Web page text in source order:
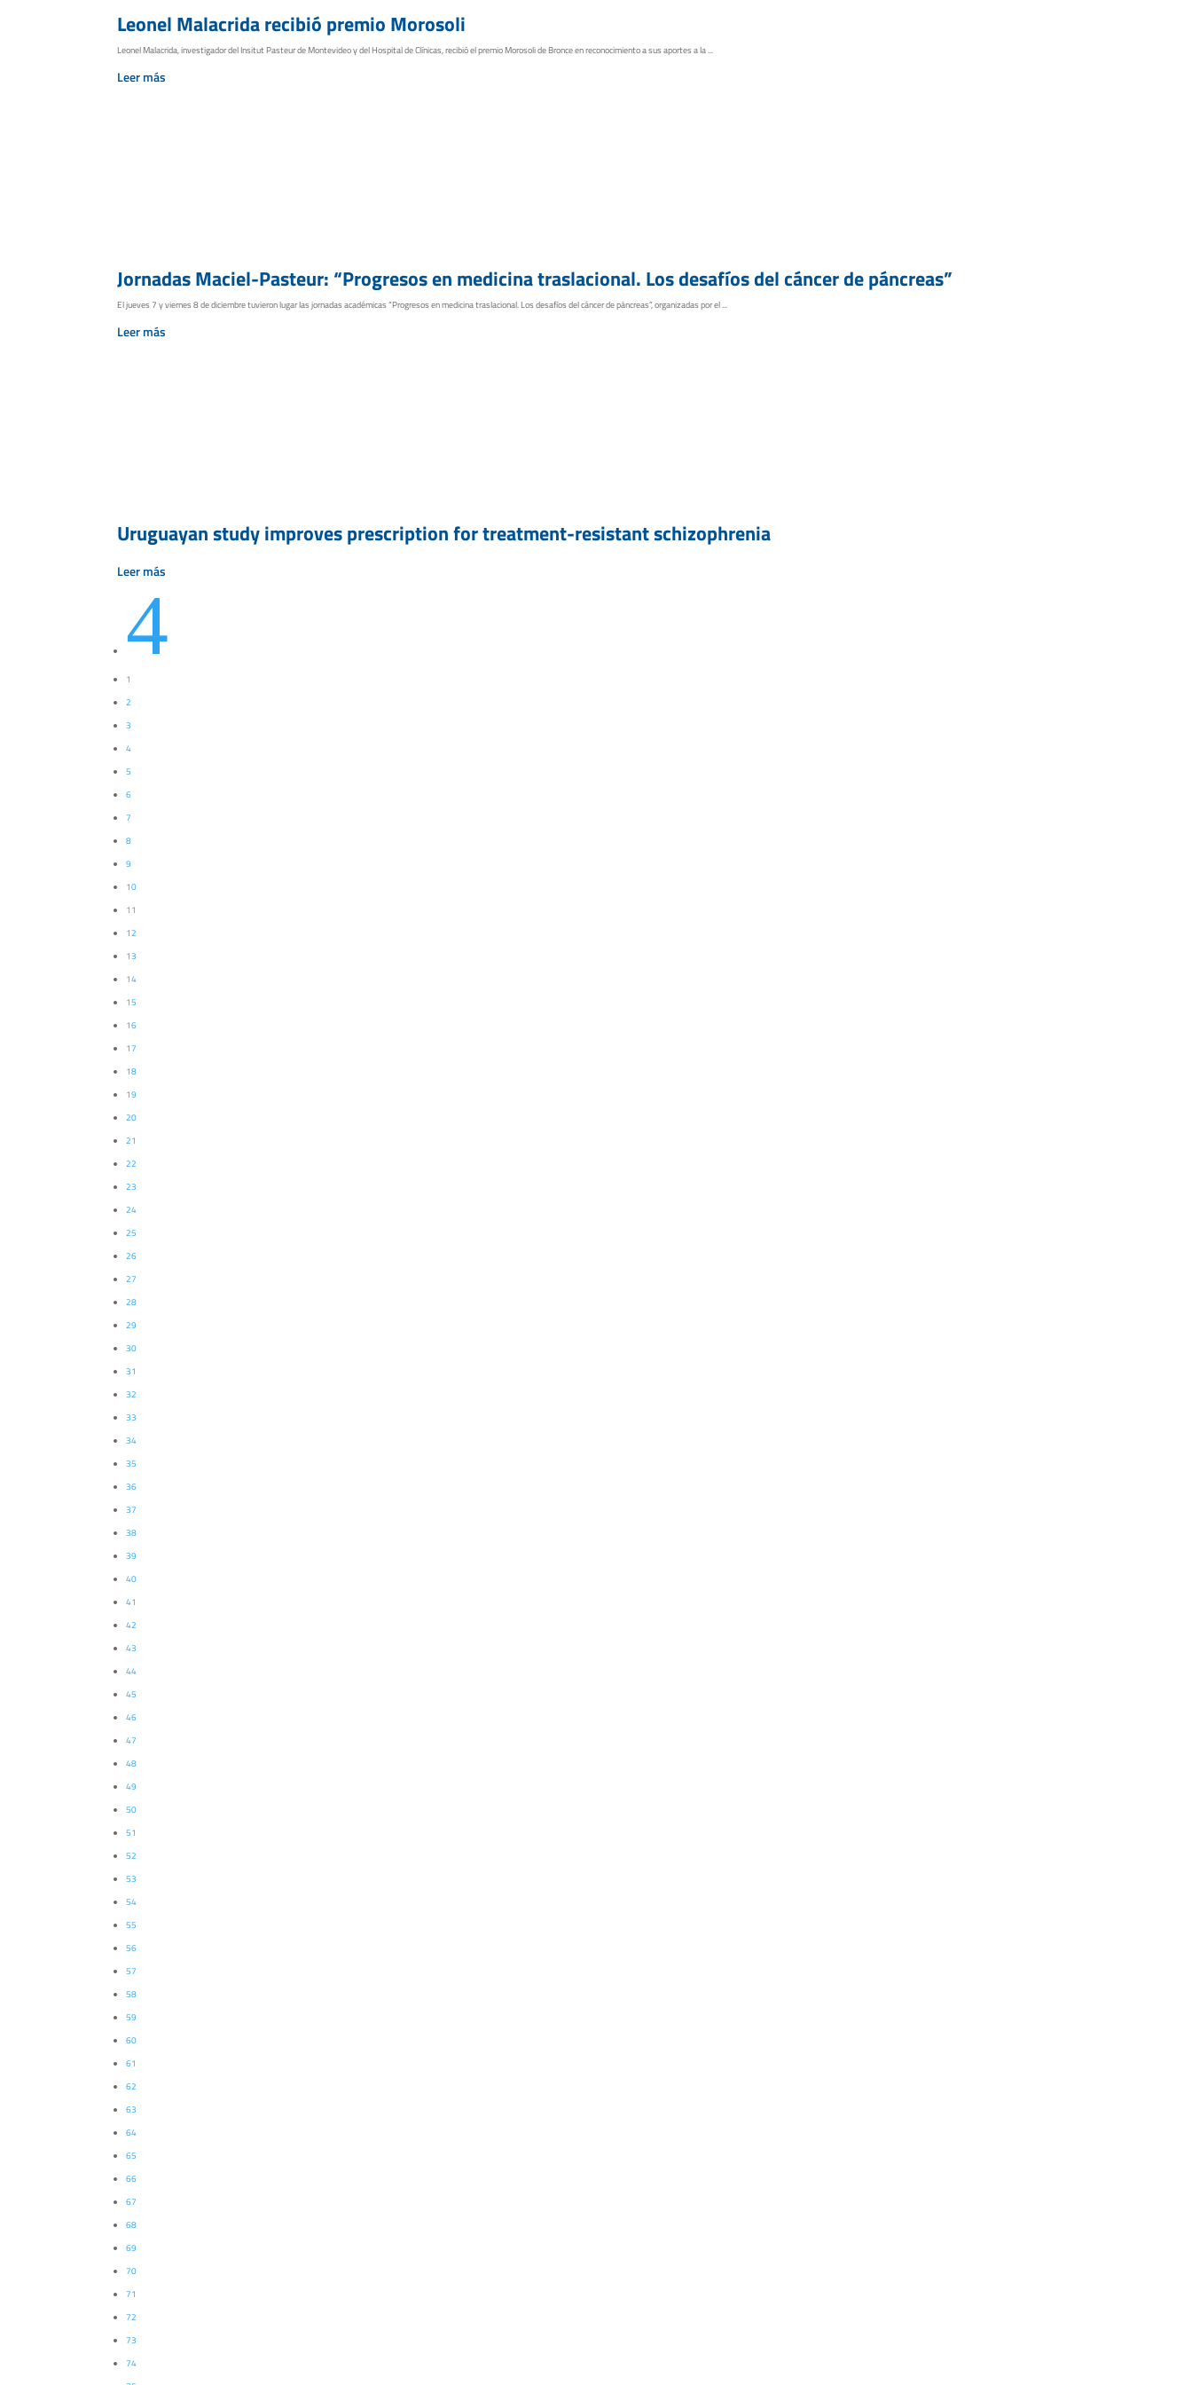
Leonel Malacrida recibió premio Morosoli
Leonel Malacrida, investigador del Insitut Pasteur de Montevideo y del Hospital de Clínicas, recibió el premio Morosoli de Bronce en reconocimiento a sus aportes a la ...
Leer más
Jornadas Maciel-Pasteur: “Progresos en medicina traslacional. Los desafíos del cáncer de páncreas”
El jueves 7 y viernes 8 de diciembre tuvieron lugar las jornadas académicas “Progresos en medicina traslacional. Los desafíos del cáncer de páncreas”, organizadas por el ...
Leer más
Uruguayan study improves prescription for treatment-resistant schizophrenia
Leer más
4
1
2
3
4
5
6
7
8
9
10
11
12
13
14
15
16
17
18
19
20
21
22
23
24
25
26
27
28
29
30
31
32
33
34
35
36
37
38
39
40
41
42
43
44
45
46
47
48
49
50
51
52
53
54
55
56
57
58
59
60
61
62
63
64
65
66
67
68
69
70
71
72
73
74